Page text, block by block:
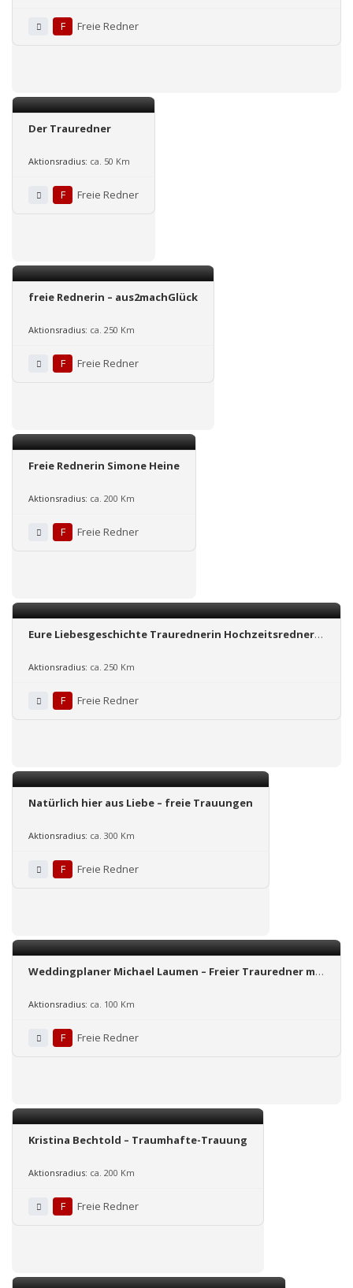
F Freie Redner
Der Trauredner
Aktionsradius: ca. 50 Km
F Freie Redner
freie Rednerin – aus2machGlück
Aktionsradius: ca. 250 Km
F Freie Redner
Freie Rednerin Simone Heine
Aktionsradius: ca. 200 Km
F Freie Redner
Eure Liebesgeschichte Traurednerin Hochzeitsrednerin
Aktionsradius: ca. 250 Km
F Freie Redner
Natürlich hier aus Liebe – freie Trauungen
Aktionsradius: ca. 300 Km
F Freie Redner
Weddingplaner Michael Laumen – Freier Trauredner mit
Aktionsradius: ca. 100 Km
F Freie Redner
Kristina Bechtold – Traumhafte-Trauung
Aktionsradius: ca. 200 Km
F Freie Redner